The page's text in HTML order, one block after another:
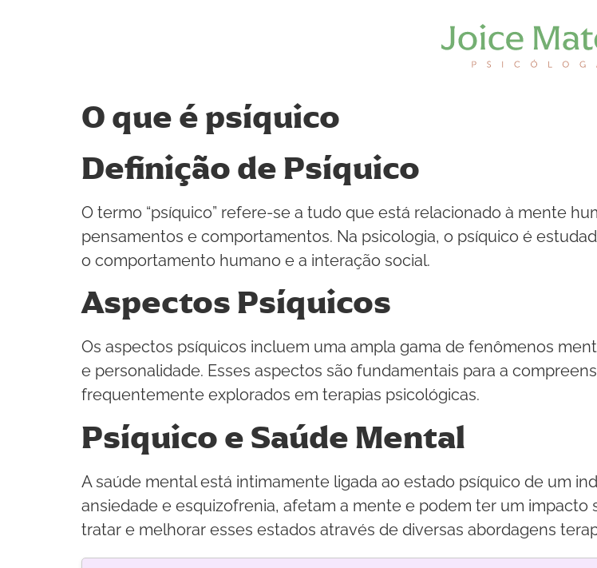
O que é psíquico
Definição de Psíquico
O termo “psíquico” refere-se a tudo que está relacionado à mente
pensamentos e comportamentos. Na psicologia, o psíquico é
o comportamento humano e a interação social.
Aspectos Psíquicos
Os aspectos psíquicos incluem uma ampla gama de fenômenos
e personalidade. Esses aspectos são fundamentais para a
frequentemente explorados em terapias psicológicas.
Psíquico e Saúde Mental
A saúde mental está intimamente ligada ao estado psíquico de um
ansiedade e esquizofrenia, afetam a mente e podem ter um impacto
tratar e melhorar esses estados através de diversas abordagens